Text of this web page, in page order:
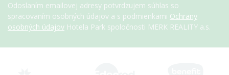
Odoslaním emailovej adresy potvrdzujem súhlas so
spracovaním osobných údajov a s podmienkami Ochrany
osobných údajov Hotela Park spoločnosti MERK REALITY a.s.